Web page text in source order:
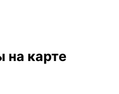
на карте